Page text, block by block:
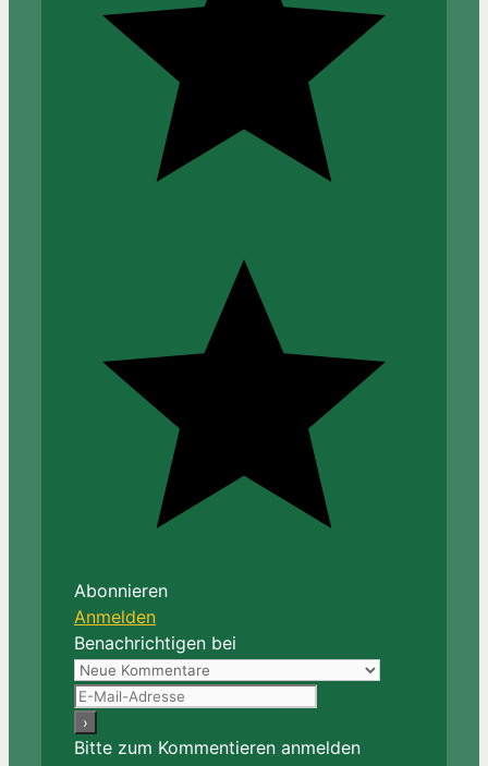
Abonnieren
Anmelden
Benachrichtigen bei
Bitte zum Kommentieren anmelden